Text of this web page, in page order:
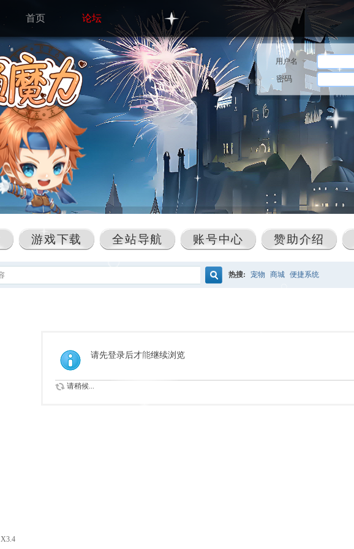
首页 论坛
用户名
密码
游戏下载 全站导航 账号中心 赞助介绍
热搜: 宠物 商城 便捷系统
请先登录后才能继续浏览
请稍候...
X3.4